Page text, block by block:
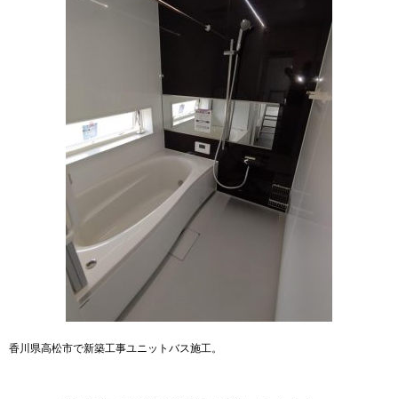
香川県高松市で新築工事ユニットバス施工。